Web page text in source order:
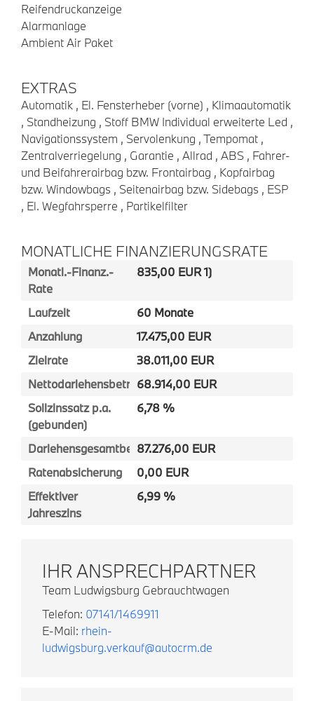
Reifendruckanzeige
Alarmanlage
Ambient Air Paket
EXTRAS
Automatik , El. Fensterheber (vorne) , Klimaautomatik
, Standheizung , Stoff BMW Individual erweiterte Led ,
Navigationssystem , Servolenkung , Tempomat ,
Zentralverriegelung , Garantie , Allrad , ABS , Fahrer-
und Beifahrerairbag bzw. Frontairbag , Kopfairbag
bzw. Windowbags , Seitenairbag bzw. Sidebags , ESP
, El. Wegfahrsperre , Partikelfilter
MONATLICHE FINANZIERUNGSRATE
Monatl.-Finanz.-
Rate
835,00 EUR 1)
Laufzeit
60 Monate
Anzahlung
17.475,00 EUR
Zielrate
38.011,00 EUR
Nettodarlehensbetrag68.914,00 EUR
Sollzinssatz p.a.
(gebunden)
6,78 %
Darlehensgesamtbetrag87.276,00 EUR
Ratenabsicherung
0,00 EUR
Effektiver
Jahreszins
6,99 %
IHR ANSPRECHPARTNER
Team Ludwigsburg Gebrauchtwagen
Telefon: 07141/1469911
E-Mail: rhein-
ludwigsburg.verkauf@autocrm.de